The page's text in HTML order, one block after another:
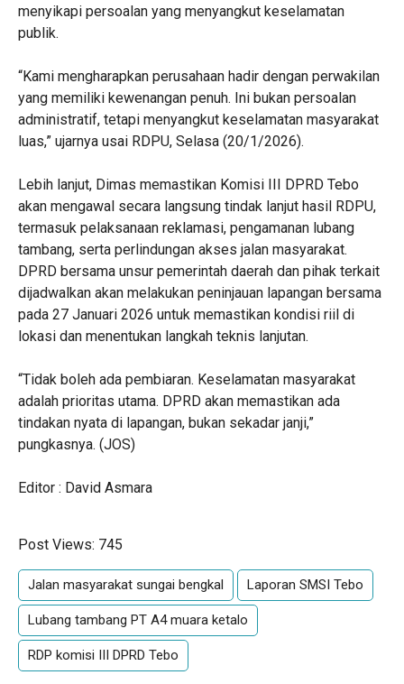
menyikapi persoalan yang menyangkut keselamatan
publik.
“Kami mengharapkan perusahaan hadir dengan perwakilan
yang memiliki kewenangan penuh. Ini bukan persoalan
administratif, tetapi menyangkut keselamatan masyarakat
luas,” ujarnya usai RDPU, Selasa (20/1/2026).
Lebih lanjut, Dimas memastikan Komisi III DPRD Tebo
akan mengawal secara langsung tindak lanjut hasil RDPU,
termasuk pelaksanaan reklamasi, pengamanan lubang
tambang, serta perlindungan akses jalan masyarakat.
DPRD bersama unsur pemerintah daerah dan pihak terkait
dijadwalkan akan melakukan peninjauan lapangan bersama
pada 27 Januari 2026 untuk memastikan kondisi riil di
lokasi dan menentukan langkah teknis lanjutan.
“Tidak boleh ada pembiaran. Keselamatan masyarakat
adalah prioritas utama. DPRD akan memastikan ada
tindakan nyata di lapangan, bukan sekadar janji,”
pungkasnya. (JOS)
Editor : David Asmara
Post Views: 745
Jalan masyarakat sungai bengkal Laporan SMSI Tebo
Lubang tambang PT A4 muara ketalo
RDP komisi III DPRD Tebo